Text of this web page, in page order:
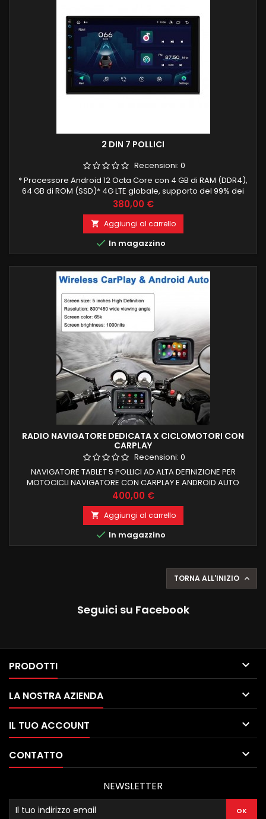
2 DIN 7 POLLICI
Recensioni: 0
* Processore Android 12 Octa Core con 4 GB di RAM (DDR4),
64 GB di ROM (SSD)* 4G LTE globale, supporto del 99% dei
vettoriin tutto il mondo * CarPlay wireless integrato e cablato
e Wireless Android Auto* Doppia interfaccia utente
commutabile* Touch screen Premium G+G a doppio strato -
Schermoda 7 pollici 1024 * 600 HD IPS 2.5D* Riproduzione
video 2K*...
Prezzo
380,00 €
 Aggiungi al carrello
 In magazzino
RADIO NAVIGATORE DEDICATA X CICLOMOTORI CON
CARPLAY
Recensioni: 0
NAVIGATORE TABLET 5 POLLICI AD ALTA DEFINIZIONE PER
MOTOCICLI NAVIGATORE CON CARPLAY E ANDROID AUTO
WIRELESS E LETTORE USB PIU CONNESSIONE WIFI (YOUTUBE
NETFLIX ECC) BLUETOOTH X CHIAMATE IN VIVAVOCE A DUE
MICROFONI PAGAMENTO ANCHE RATEALE
Prezzo
400,00 €
 Aggiungi al carrello
 In magazzino
TORNA ALL'INIZIO 
Seguici su Facebook
PRODOTTI 
LA NOSTRA AZIENDA 
IL TUO ACCOUNT 
CONTATTO 
NEWSLETTER